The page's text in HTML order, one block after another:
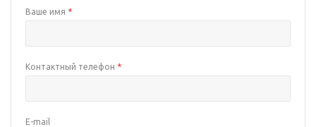
Ваше имя *
Контактный телефон *
E-mail